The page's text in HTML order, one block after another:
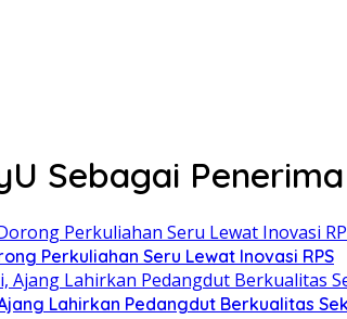
Sebagai
Perkuliahan Seru Lewat Inovasi RPS
Lahirkan Pedangdut Berkualitas